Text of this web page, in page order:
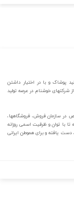
سابقه در زمینه تولید پوشاک و با در اختیار داشتن
شرکتهای خوشنام در عرصه تولید
در سازمان فروش، فروشگاهها،
تا با توان و ظرفیت اسمی روزانه
دست یافته و برای هموطن ایرانی